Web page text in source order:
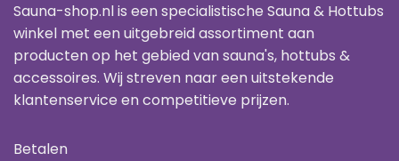
Sauna-shop.nl is een specialistische Sauna & Hottubs
winkel met een uitgebreid assortiment aan
producten op het gebied van sauna's, hottubs &
accessoires. Wij streven naar een uitstekende
klantenservice en competitieve prijzen.
Betalen